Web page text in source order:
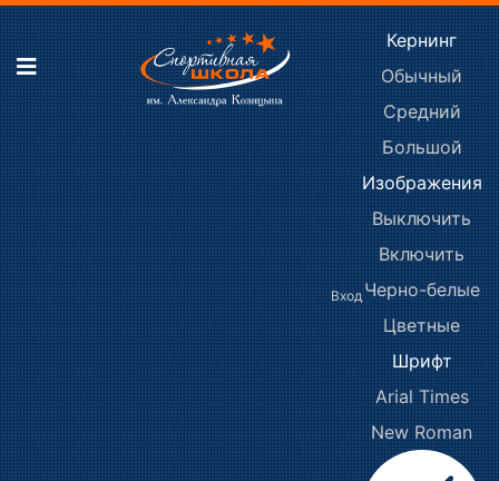
Кернинг
Обычный
Средний
Большой
Изображения
Выключить
Включить
Черно-белые
Цветные
Шрифт
Arial Times
New Roman
Вход